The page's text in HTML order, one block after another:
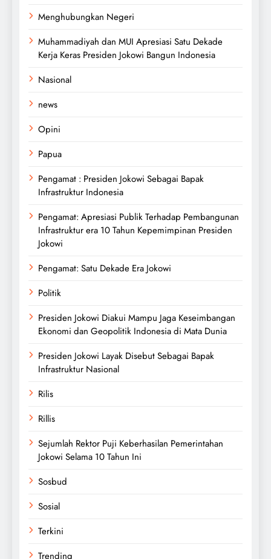
Menghubungkan Negeri
Muhammadiyah dan MUI Apresiasi Satu Dekade
Kerja Keras Presiden Jokowi Bangun Indonesia
Nasional
news
Opini
Papua
Pengamat : Presiden Jokowi Sebagai Bapak
Infrastruktur Indonesia
Pengamat: Apresiasi Publik Terhadap Pembangunan
Infrastruktur era 10 Tahun Kepemimpinan Presiden
Jokowi
Pengamat: Satu Dekade Era Jokowi
Politik
Presiden Jokowi Diakui Mampu Jaga Keseimbangan
Ekonomi dan Geopolitik Indonesia di Mata Dunia
Presiden Jokowi Layak Disebut Sebagai Bapak
Infrastruktur Nasional
Rilis
Rillis
Sejumlah Rektor Puji Keberhasilan Pemerintahan
Jokowi Selama 10 Tahun Ini
Sosbud
Sosial
Terkini
Trending